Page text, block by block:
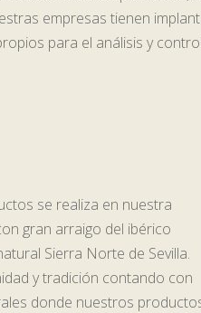
empresas tienen
para el análisis y
se realiza en nuestra
gran arraigo del ibérico
Sierra Norte de Sevilla.
y tradición contando con
donde nuestros